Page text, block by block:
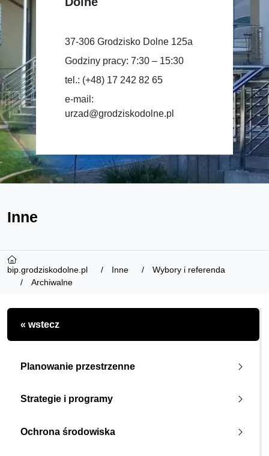
37-306 Grodzisko Dolne 125a
Godziny pracy: 7:30 – 15:30
tel.: (+48) 17 242 82 65
e-mail:
urzad@grodziskodolne.pl
Inne
bip.grodziskodolne.pl Inne
Wybory i referenda
Archiwalne
« wstecz
Planowanie przestrzenne
Strategie i programy
Ochrona środowiska